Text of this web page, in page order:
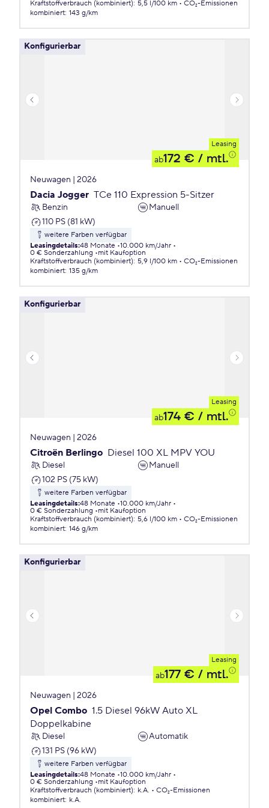
Kraftstoffverbrauch (kombiniert): 5,5 l/100 km
CO₂-Emissionen
kombiniert: 143 g/km
Konfigurierbar
Leasing
ab172 € / mtl.
Neuwagen | 2026
Dacia Jogger TCe 110 Expression 5-Sitzer
Benzin
Manuell
110 PS (81 kW)
weitere Farben verfügbar
Leasingdetails:48 Monate 10.000 km/Jahr
0 € Sonderzahlung
mit Kaufoption
Kraftstoffverbrauch (kombiniert): 5,9 l/100 km
CO₂-Emissionen
kombiniert: 135 g/km
Konfigurierbar
Leasing
ab174 € / mtl.
Neuwagen | 2026
Citroën Berlingo Diesel 100 XL MPV YOU
Diesel
Manuell
102 PS (75 kW)
weitere Farben verfügbar
Leasingdetails:48 Monate 10.000 km/Jahr
0 € Sonderzahlung
mit Kaufoption
Kraftstoffverbrauch (kombiniert): 5,6 l/100 km
CO₂-Emissionen
kombiniert: 146 g/km
Konfigurierbar
Leasing
ab177 € / mtl.
Neuwagen | 2026
Opel Combo 1.5 Diesel 96kW Auto XL
Doppelkabine
Diesel
Automatik
131 PS (96 kW)
weitere Farben verfügbar
Leasingdetails:48 Monate 10.000 km/Jahr
0 € Sonderzahlung
mit Kaufoption
Kraftstoffverbrauch (kombiniert): k.A.
CO₂-Emissionen
kombiniert: k.A.